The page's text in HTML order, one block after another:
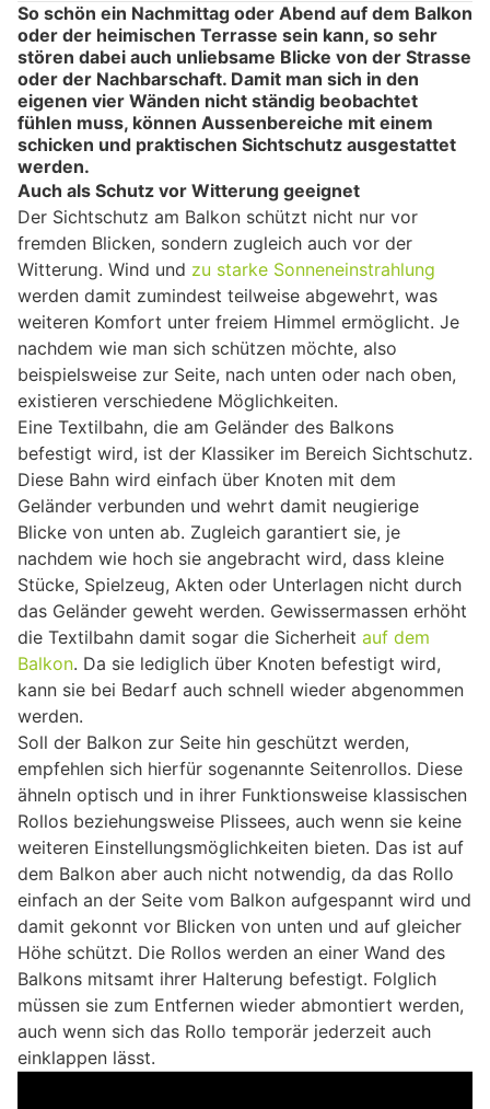
So schön ein Nachmittag oder Abend auf dem Balkon
oder der heimischen Terrasse sein kann, so sehr
stören dabei auch unliebsame Blicke von der Strasse
oder der Nachbarschaft. Damit man sich in den
eigenen vier Wänden nicht ständig beobachtet
fühlen muss, können Aussenbereiche mit einem
schicken und praktischen Sichtschutz ausgestattet
werden.
Auch als Schutz vor Witterung geeignet
Der Sichtschutz am Balkon schützt nicht nur vor
fremden Blicken, sondern zugleich auch vor der
Witterung. Wind und zu starke Sonneneinstrahlung
werden damit zumindest teilweise abgewehrt, was
weiteren Komfort unter freiem Himmel ermöglicht. Je
nachdem wie man sich schützen möchte, also
beispielsweise zur Seite, nach unten oder nach oben,
existieren verschiedene Möglichkeiten.
Eine Textilbahn, die am Geländer des Balkons
befestigt wird, ist der Klassiker im Bereich Sichtschutz.
Diese Bahn wird einfach über Knoten mit dem
Geländer verbunden und wehrt damit neugierige
Blicke von unten ab. Zugleich garantiert sie, je
nachdem wie hoch sie angebracht wird, dass kleine
Stücke, Spielzeug, Akten oder Unterlagen nicht durch
das Geländer geweht werden. Gewissermassen erhöht
die Textilbahn damit sogar die Sicherheit auf dem
Balkon. Da sie lediglich über Knoten befestigt wird,
kann sie bei Bedarf auch schnell wieder abgenommen
werden.
Soll der Balkon zur Seite hin geschützt werden,
empfehlen sich hierfür sogenannte Seitenrollos. Diese
ähneln optisch und in ihrer Funktionsweise klassischen
Rollos beziehungsweise Plissees, auch wenn sie keine
weiteren Einstellungsmöglichkeiten bieten. Das ist auf
dem Balkon aber auch nicht notwendig, da das Rollo
einfach an der Seite vom Balkon aufgespannt wird und
damit gekonnt vor Blicken von unten und auf gleicher
Höhe schützt. Die Rollos werden an einer Wand des
Balkons mitsamt ihrer Halterung befestigt. Folglich
müssen sie zum Entfernen wieder abmontiert werden,
auch wenn sich das Rollo temporär jederzeit auch
einklappen lässt.